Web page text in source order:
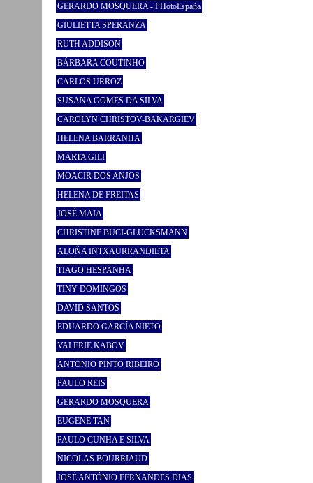
GERARDO MOSQUERA - PHotoEspaña
GIULIETTA SPERANZA
RUTH ADDISON
BÁRBARA COUTINHO
CARLOS URROZ
SUSANA GOMES DA SILVA
CAROLYN CHRISTOV-BAKARGIEV
HELENA BARRANHA
MARTA GILI
MOACIR DOS ANJOS
HELENA DE FREITAS
JOSÉ MAIA
CHRISTINE BUCI-GLUCKSMANN
ALOÑA INTXAURRANDIETA
TIAGO HESPANHA
TINY DOMINGOS
DAVID SANTOS
EDUARDO GARCÍA NIETO
VALERIE KABOV
ANTÓNIO PINTO RIBEIRO
PAULO REIS
GERARDO MOSQUERA
EUGENE TAN
PAULO CUNHA E SILVA
NICOLAS BOURRIAUD
JOSÉ ANTÓNIO FERNANDES DIAS